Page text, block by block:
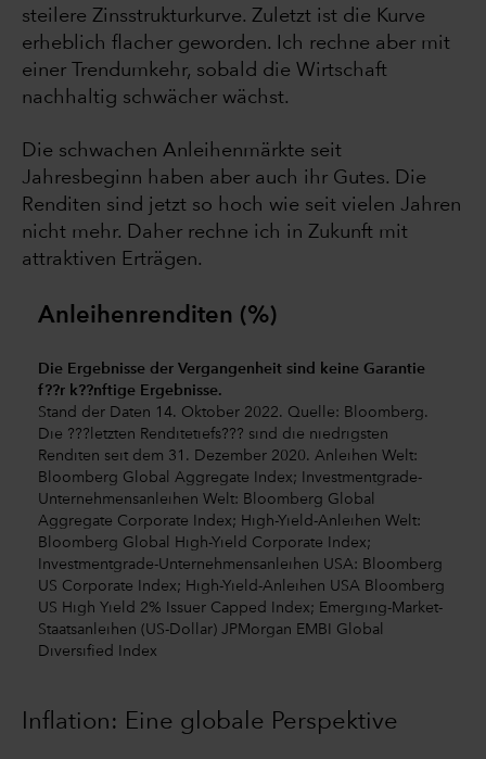
steilere Zinsstrukturkurve. Zuletzt ist die Kurve
erheblich flacher geworden. Ich rechne aber mit
einer Trendumkehr, sobald die Wirtschaft
nachhaltig schwächer wächst.
Die schwachen Anleihenmärkte seit
Jahresbeginn haben aber auch ihr Gutes. Die
Renditen sind jetzt so hoch wie seit vielen Jahren
nicht mehr. Daher rechne ich in Zukunft mit
attraktiven Erträgen.
Anleihenrenditen (%)
Die Ergebnisse der Vergangenheit sind keine Garantie
f??r k??nftige Ergebnisse.
Stand der Daten 14. Oktober 2022. Quelle: Bloomberg.
Die ???letzten Renditetiefs??? sind die niedrigsten
Renditen seit dem 31. Dezember 2020. Anleihen Welt:
Bloomberg Global Aggregate Index; Investmentgrade-
Unternehmensanleihen Welt: Bloomberg Global
Aggregate Corporate Index; High-Yield-Anleihen Welt:
Bloomberg Global High-Yield Corporate Index;
Investmentgrade-Unternehmensanleihen USA: Bloomberg
US Corporate Index; High-Yield-Anleihen USA Bloomberg
US High Yield 2% Issuer Capped Index; Emerging-Market-
Staatsanleihen (US-Dollar) JPMorgan EMBI Global
Diversified Index
Inflation: Eine globale Perspektive